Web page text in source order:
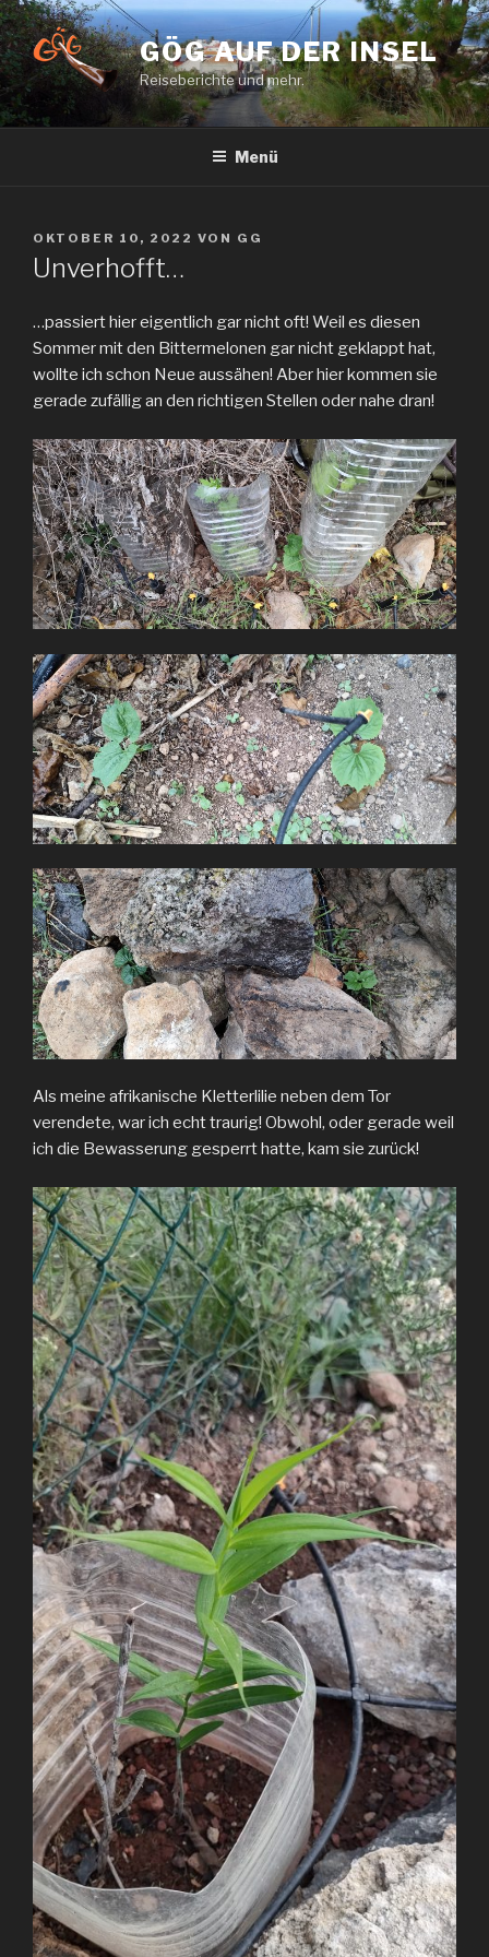
Zum
Inhalt
springen
GÖG AUF DER INSEL
Reiseberichte und mehr.
Menü
VERÖFFENTLICHT
AM
OKTOBER 10, 2022 VON GG
Unverhofft…
…passiert hier eigentlich gar nicht oft! Weil es diesen
Sommer mit den Bittermelonen gar nicht geklappt hat,
wollte ich schon Neue aussähen! Aber hier kommen sie
gerade zufällig an den richtigen Stellen oder nahe dran!
Als meine afrikanische Kletterlilie neben dem Tor
verendete, war ich echt traurig! Obwohl, oder gerade weil
ich die Bewasserung gesperrt hatte, kam sie zurück!